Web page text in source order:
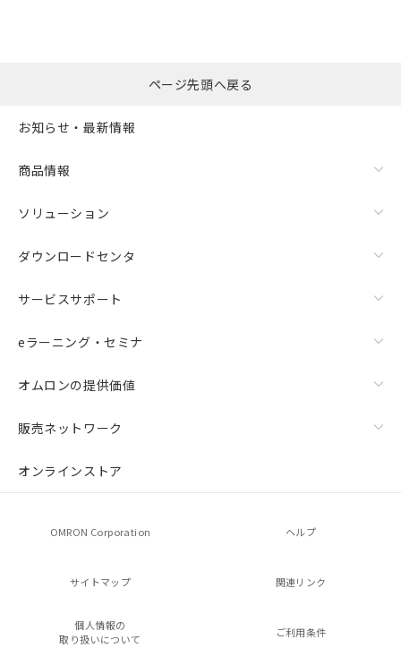
ページ先頭へ戻る
お知らせ・最新情報
商品情報
ソリューション
ダウンロードセンタ
サービスサポート
eラーニング・セミナ
オムロンの提供価値
販売ネットワーク
オンラインストア
OMRON Corporation ヘルプ
サイトマップ 関連リンク
個人情報の
取り扱いについて
ご利用条件